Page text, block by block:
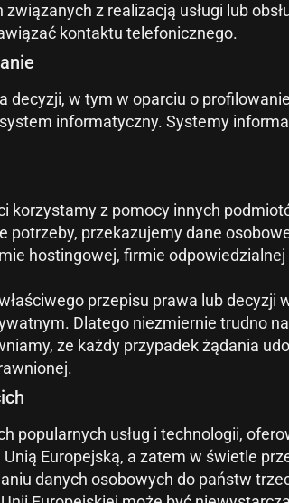
z realizacją usługi lub
kontaktu telefonicznego.
w tym w oparciu o
informatyczny. Systemy
korzystamy z pomocy innych
przekazujemy dane
hostingowej, firmie
przepisu prawa lub
Dlatego niezmiernie trudno
że każdy przypadek żądania
popularnych usług i technologii,
Europejską, a zatem w świetle
danych osobowych do państw